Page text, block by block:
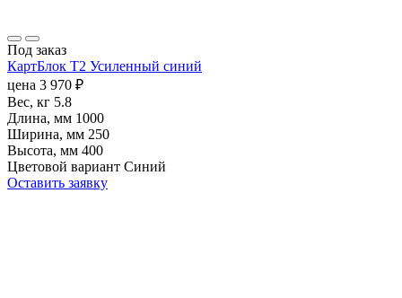
Под заказ
КартБлок Т2 Усиленный синий
цена 3 970 ₽
Вес, кг 5.8
Длина, мм 1000
Ширина, мм 250
Высота, мм 400
Цветовой вариант Синий
Оставить заявку